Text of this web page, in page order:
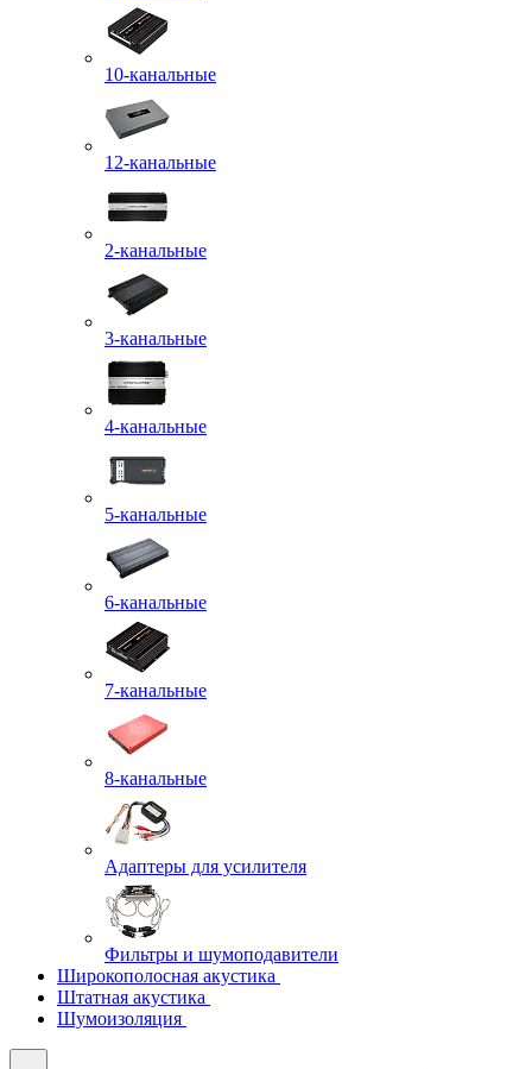
10-канальные
12-канальные
2-канальные
3-канальные
4-канальные
5-канальные
6-канальные
7-канальные
8-канальные
Адаптеры для усилителя
Фильтры и шумоподавители
Широкополосная акустика
Штатная акустика
Шумоизоляция